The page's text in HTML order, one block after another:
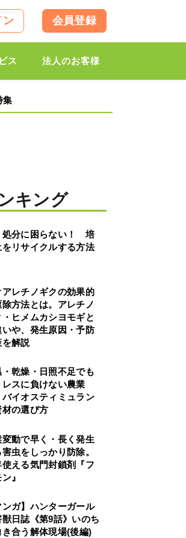
ン 会員登録
ス 法人のお客様
集
キング
処分に困らない！ 培
をリサイクルする方法
アレチノギクの効果的
除方法とは。アレチノ
・ヒメムカシヨモギと
いや、発生原因・予防
を解説
・乾燥・日照不足でも
レスに負けない農業
バイオスティミュラン
材の選び方
変動で早く・長く発生
虫をしっかり防除。
使える気門封鎖剤『フ
』
ンガ】ハンターガール
獣日誌《第9話》いのち
き合う解体現場(後編)